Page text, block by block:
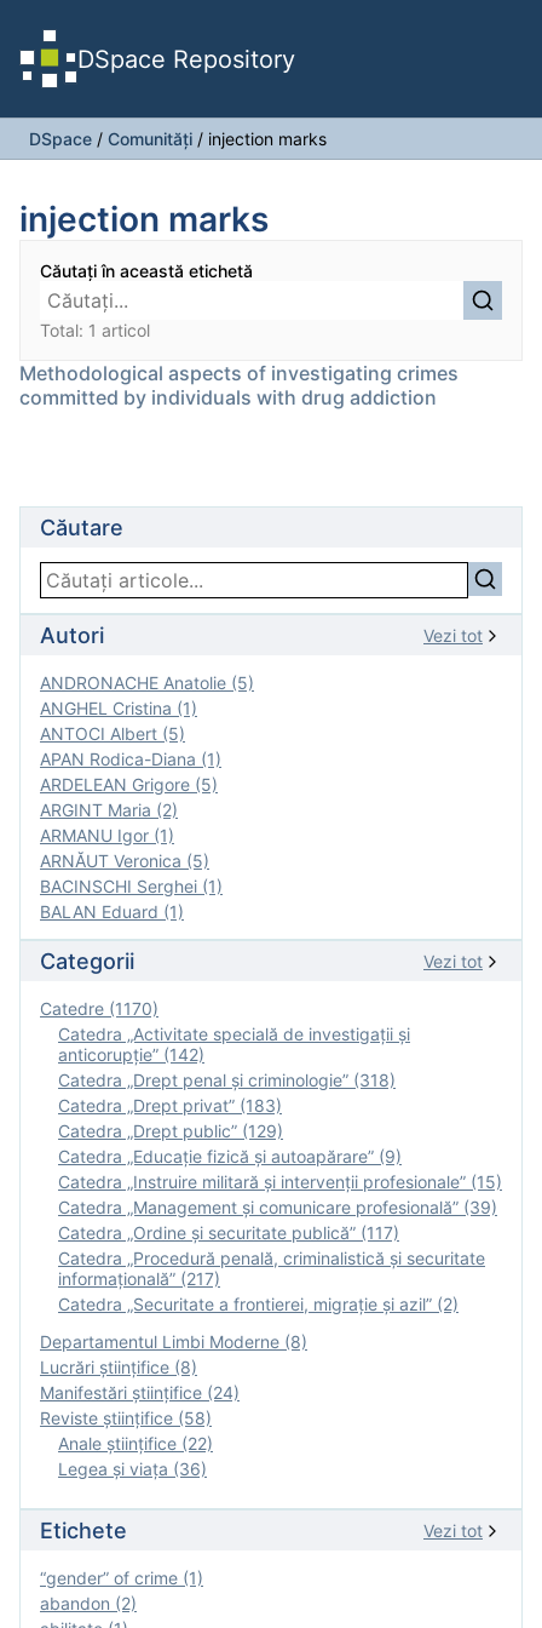
DSpace Repository
DSpace / Comunități / injection marks
injection marks
Căutați în această etichetă
Total: 1 articol
Methodological aspects of investigating crimes
committed by individuals with drug addiction
Căutare
Autori Vezi tot
ANDRONACHE Anatolie (5)
ANGHEL Cristina (1)
ANTOCI Albert (5)
APAN Rodica-Diana (1)
ARDELEAN Grigore (5)
ARGINT Maria (2)
ARMANU Igor (1)
ARNĂUT Veronica (5)
BACINSCHI Serghei (1)
BALAN Eduard (1)
Categorii Vezi tot
Catedre (1170)
Catedra „Activitate specială de investigaţii şi
anticorupție” (142)
Catedra „Drept penal și criminologie” (318)
Catedra „Drept privat” (183)
Catedra „Drept public” (129)
Catedra „Educație fizică şi autoapărare” (9)
Catedra „Instruire militară şi intervenţii profesionale” (15)
Catedra „Management și comunicare profesională” (39)
Catedra „Ordine și securitate publică” (117)
Catedra „Procedură penală, criminalistică și securitate
informațională” (217)
Catedra „Securitate a frontierei, migrație și azil” (2)
Departamentul Limbi Moderne (8)
Lucrări științifice (8)
Manifestări ştiinţifice (24)
Reviste ştiinţifice (58)
Anale ştiinţifice (22)
Legea şi viaţa (36)
Etichete Vezi tot
“gender” of crime (1)
abandon (2)